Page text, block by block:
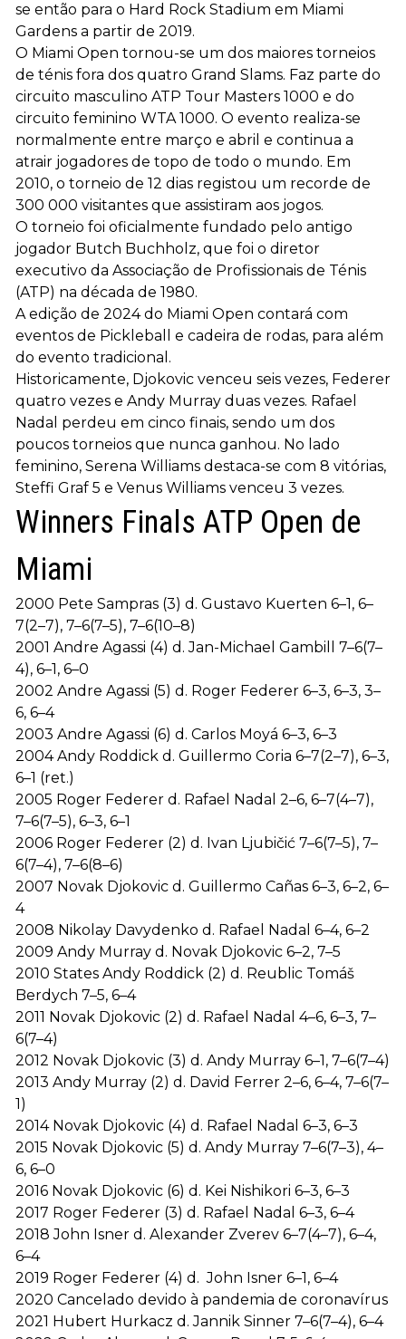
se então para o Hard Rock Stadium em Miami
Gardens a partir de 2019.
O Miami Open tornou-se um dos maiores torneios
de ténis fora dos quatro Grand Slams. Faz parte do
circuito masculino ATP Tour Masters 1000 e do
circuito feminino WTA 1000. O evento realiza-se
normalmente entre março e abril e continua a
atrair jogadores de topo de todo o mundo. Em
2010, o torneio de 12 dias registou um recorde de
300 000 visitantes que assistiram aos jogos.
O torneio foi oficialmente fundado pelo antigo
jogador Butch Buchholz, que foi o diretor
executivo da Associação de Profissionais de Ténis
(ATP) na década de 1980.
A edição de 2024 do Miami Open contará com
eventos de Pickleball e cadeira de rodas, para além
do evento tradicional.
Historicamente, Djokovic venceu seis vezes, Federer
quatro vezes e Andy Murray duas vezes. Rafael
Nadal perdeu em cinco finais, sendo um dos
poucos torneios que nunca ganhou. No lado
feminino, Serena Williams destaca-se com 8 vitórias,
Steffi Graf 5 e Venus Williams venceu 3 vezes.
Winners Finals ATP Open de
Miami
2000 Pete Sampras (3) d. Gustavo Kuerten 6–1, 6–
7(2–7), 7–6(7–5), 7–6(10–8)
2001 Andre Agassi (4) d. Jan-Michael Gambill 7–6(7–
4), 6–1, 6–0
2002 Andre Agassi (5) d. Roger Federer 6–3, 6–3, 3–
6, 6–4
2003 Andre Agassi (6) d. Carlos Moyá 6–3, 6–3
2004 Andy Roddick d. Guillermo Coria 6–7(2–7), 6–3,
6–1 (ret.)
2005 Roger Federer d. Rafael Nadal 2–6, 6–7(4–7),
7–6(7–5), 6–3, 6–1
2006 Roger Federer (2) d. Ivan Ljubičić 7–6(7–5), 7–
6(7–4), 7–6(8–6)
2007 Novak Djokovic d. Guillermo Cañas 6–3, 6–2, 6–
4
2008 Nikolay Davydenko d. Rafael Nadal 6–4, 6–2
2009 Andy Murray d. Novak Djokovic 6–2, 7–5
2010 States Andy Roddick (2) d. Reublic Tomáš
Berdych 7–5, 6–4
2011 Novak Djokovic (2) d. Rafael Nadal 4–6, 6–3, 7–
6(7–4)
2012 Novak Djokovic (3) d. Andy Murray 6–1, 7–6(7–4)
2013 Andy Murray (2) d. David Ferrer 2–6, 6–4, 7–6(7–
1)
2014 Novak Djokovic (4) d. Rafael Nadal 6–3, 6–3
2015 Novak Djokovic (5) d. Andy Murray 7–6(7–3), 4–
6, 6–0
2016 Novak Djokovic (6) d. Kei Nishikori 6–3, 6–3
2017 Roger Federer (3) d. Rafael Nadal 6–3, 6–4
2018 John Isner d. Alexander Zverev 6–7(4–7), 6–4,
6–4
2019 Roger Federer (4) d. John Isner 6–1, 6–4
2020 Cancelado devido à pandemia de coronavírus
2021 Hubert Hurkacz d. Jannik Sinner 7–6(7–4), 6–4